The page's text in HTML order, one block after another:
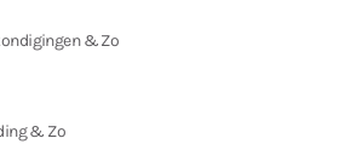
& Zo
& Zo